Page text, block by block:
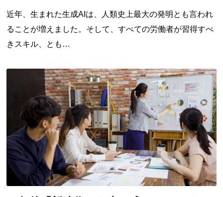
近年、生まれた生成AIは、人類史上最大の発明とも言われ
ることが増えました。そして、すべての労働者が習得すべ
きスキル、とも…